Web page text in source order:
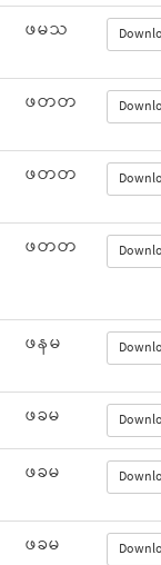
ဖမသ
ဖတတ
ဖတတ
ဖတတ
ဖနမ
ဖခမ
ဖခမ
ဖခမ